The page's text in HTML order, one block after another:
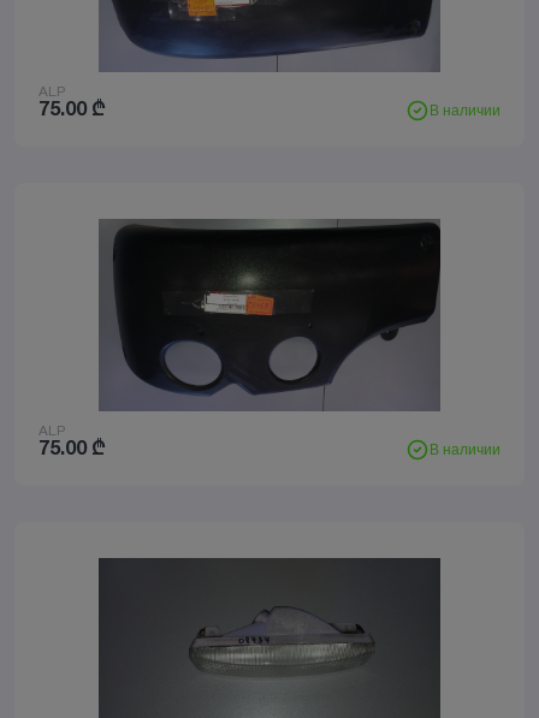
ALP
В наличии
75.00 ₾
ALP
В наличии
75.00 ₾